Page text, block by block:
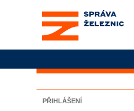
Správa železnic, státní
organizace
PŘIHLÁŠENÍ